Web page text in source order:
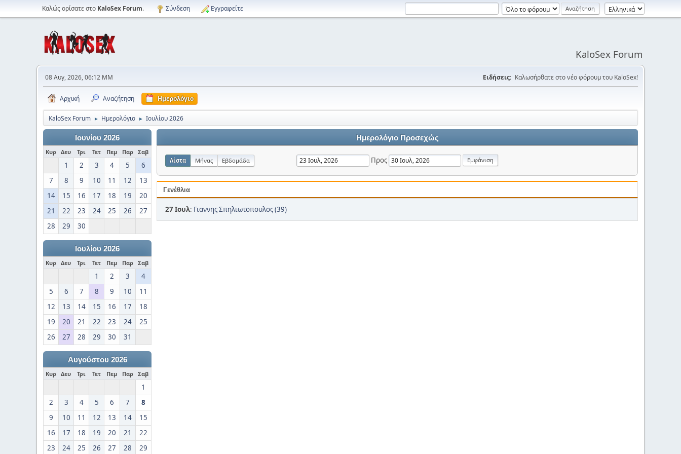
Καλώς ορίσατε στο KaloSex Forum. Σύνδεση Εγγραφείτε
KaloSex Forum
08 Αυγ, 2026, 06:12 ΜΜ Ειδήσεις: Καλωσήρθατε στο νέο φόρουμ του KaloSex!
Αρχική Αναζήτηση Ημερολόγιο
KaloSex Forum ► Ημερολόγιο ► Ιουλίου 2026
Ιουνίου 2026
Κυρ Δευ Τρι Τετ Πεμ Παρ Σαβ
1 2 3 4 5
6
7
8 9 10 11 12
13
14
15 16 17 18 19
20
21
22 23 24 25 26
27
28
29 30
Ιουλίου 2026
Κυρ Δευ Τρι Τετ Πεμ Παρ Σαβ
1 2 3
4
5
6 7 8 9 10
11
12
13 14 15 16 17
18
19
20 21 22 23 24
25
26
27 28 29 30 31
Αυγούστου 2026
Κυρ Δευ Τρι Τετ Πεμ Παρ Σαβ
1
2
3 4 5 6 7
8
9
10 11 12 13 14
15
16
17 18 19 20 21
22
23
24 25 26 27 28 29
Ημερολόγιο Προσεχώς
Λίστα Μήνας Εβδομάδα Προς
Γενέθλια
27 Ιουλ: Γιαννης Σπηλιωτοπουλος (39)